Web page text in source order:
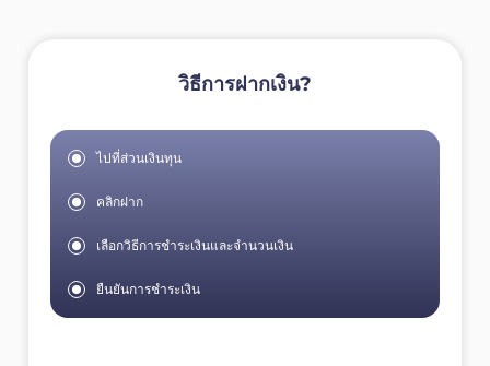
วิธีการฝากเงิน?
ไปที่ส่วนเงินทุน
คลิกฝาก
เลือกวิธีการชำระเงินและจำนวนเงิน
ยืนยันการชำระเงิน